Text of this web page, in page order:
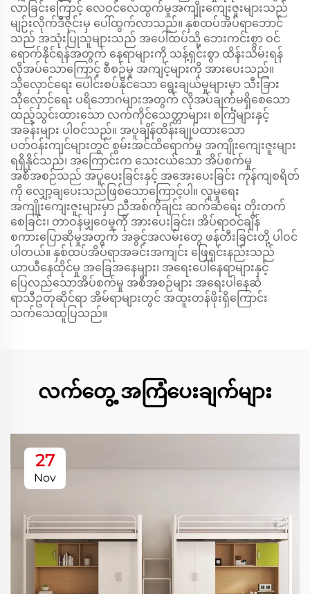
လာခြင်းကြောင့် လေဝင်လေထွက်မှုအကျိုးကျေးဇူးများသည်
မျဉ်းလိုက်ဒီဇိုင်းမှ ပေါ်ထွက်လာသည်။ နှစ်ထပ်အိပ်ရာဘောင်
သည် အသုံးပြုသူများသည် အပေါ်ထပ်သို့ ဘေးကင်းစွာ ဝင်
ရောက်နိုင်ရန်အတွက် နေရာများကို သန့်ရှင်းစွာ ထိန်းသိမ်းရန်
လိုအပ်သောကြောင့် စီစဉ်မှု အကျင့်များကို အားပေးသည်။
သိုလှောင်ရေး ပေါင်းစပ်နိုင်သော ရွေးချယ်မှုများမှာ သီးခြား
သိုလှောင်ရေး ပရိဘောဂများအတွက် လိုအပ်ချက်မရှိစေသော
ထည့်သွင်းထားသော လက်ကိုင်သေတ္တာများ၊ စင်္ကြံများနှင့်
အခန်းများ ပါဝင်သည်။ အပူချိန်ထိန်းချုပ်ထားသော
ပတ်ဝန်းကျင်များတွင် စွမ်းအင်ထိရောက်မှု အကျိုးကျေးဇူးများ
ရရှိနိုင်သည်၊ အကြောင်းက သေးငယ်သော အိပ်စက်မှု
အစီအစဉ်သည် အပူပေးခြင်းနှင့် အအေးပေးခြင်း ကုန်ကျစရိတ်
ကို လျှော့ချပေးသည်ဖြစ်သောကြောင့်ပါ။ လူမှုရေး
အကျိုးကျေးဇူးများမှာ ညီအစ်ကိုချင်း ဆက်ဆံရေး တိုးတက်
စေခြင်း၊ တာဝန်မျှဝေမှုကို အားပေးခြင်း၊ အိပ်ရာဝင်ချိန်
စကားပြောဆိုမှုအတွက် အခွင့်အလမ်းတွေ ဖန်တီးခြင်းတို့ ပါဝင်
ပါတယ်။ နှစ်ထပ်အိပ်ရာအခင်းအကျင်း ဖြေရှင်းနည်းသည်
ယာယီနေထိုင်မှု အခြေအနေများ၊ အရေးပေါ်နေရာများနှင့်
ပြေလည်သောအိပ်စက်မှု အစီအစဉ်များ အရေးပါနေဆဲ
ရာသီဥတုဆိုင်ရာ အိမ်ရာများတွင် အထူးတန်ဖိုးရှိကြောင်း
သက်သေထူပြသည်။
လက်တွေ့ အကြံပေးချက်များ
27
Nov